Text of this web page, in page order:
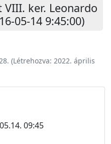
VIII. ker. Leonardo
05-14 9:45:00)
(Létrehozva: 2022. április
09:45